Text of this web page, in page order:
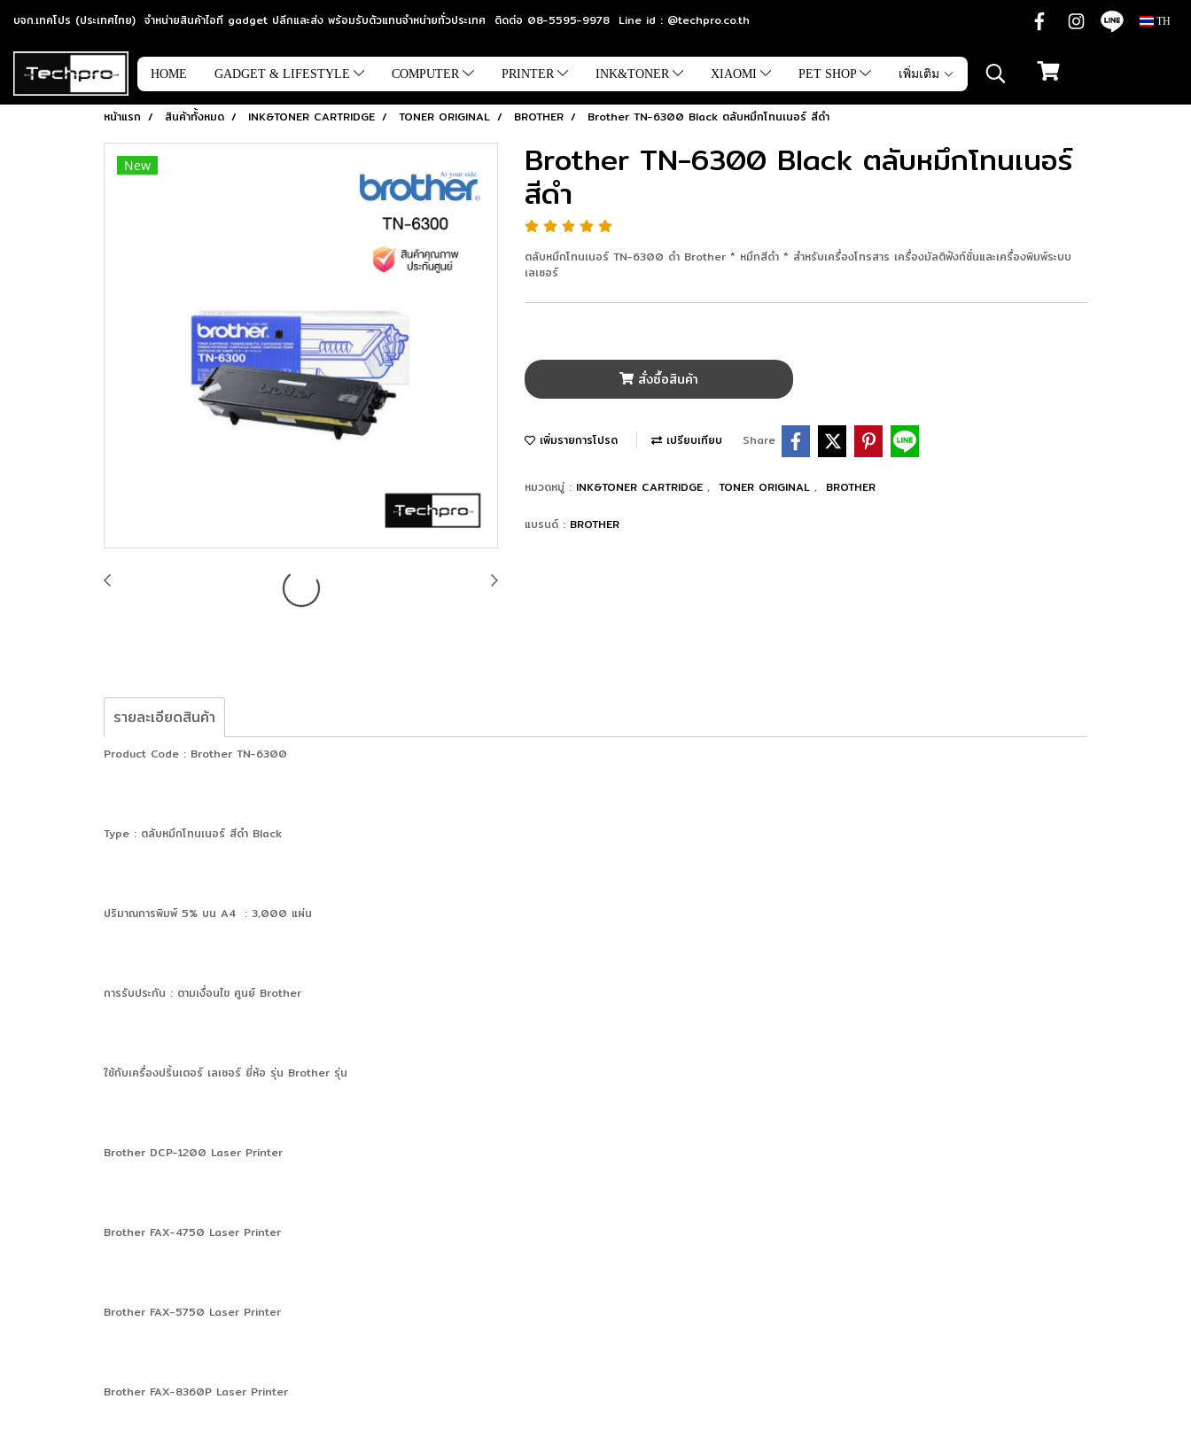
บจก.เทคโปร (ประเทศไทย) จำหน่ายสินค้าไอที gadget ปลีกและส่ง พร้อมรับตัวแทนจำหน่ายทั่วประเทศ ติดต่อ 08-5595-9978 Line id : @techpro.co.th TH
HOME GADGET & LIFESTYLE COMPUTER PRINTER INK&TONER XIAOMI PET SHOP เพิ่มเติม
หน้าแรก สินค้าทั้งหมด INK&TONER CARTRIDGE TONER ORIGINAL BROTHER Brother TN-6300 Black ตลับหมึกโทนเนอร์ สีดำ
New Brother TN-6300 Black ตลับหมึกโทนเนอร์
สีดำ
ตลับหมึกโทนเนอร์ TN-6300 ดำ Brother * หมึกสีดำ * สำหรับเครื่องโทรสาร เครื่องมัลติฟังก์ชั่นและเครื่องพิมพ์ระบบ
เลเซอร์
สั่งซื้อสินค้า
เพิ่มรายการโปรด เปรียบเทียบ Share
หมวดหมู่ : INK&TONER CARTRIDGE , TONER ORIGINAL , BROTHER
แบรนด์ : BROTHER
รายละเอียดสินค้า
Product Code : Brother TN-6300
Type : ตลับหมึกโทนเนอร์ สีดำ Black
ปริมาณการพิมพ์ 5% บน A4 : 3,000 แผ่น
การรับประกัน : ตามเงื่อนไข ศูนย์ Brother
ใช้กับเครื่องปริ้นเตอร์ เลเซอร์ ยี่ห้อ รุ่น Brother รุ่น
Brother DCP-1200 Laser Printer
Brother FAX-4750 Laser Printer
Brother FAX-5750 Laser Printer
Brother FAX-8360P Laser Printer